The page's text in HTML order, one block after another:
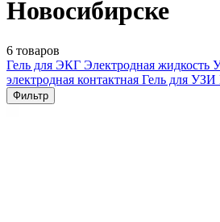
Новосибирске
6 товаров
Гель для ЭКГ Электродная
электродная контактная Гель для УЗИ
Фильтр